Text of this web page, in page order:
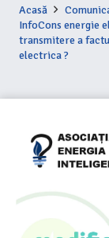
Acasă
InfoCons energie
transmitere a
electrica ?